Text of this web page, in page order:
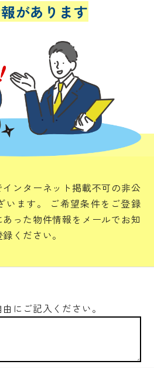
があります
ンターネット掲載不可の非公
ます。
ご希望条件をご登録
った物件情報をメールでお知
ください。
にご記入ください。